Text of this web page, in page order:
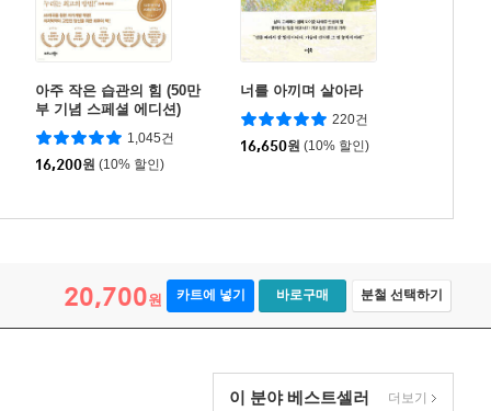
아주 작은 습관의 힘 (50만
부 기념 스페셜 에디션)
1,045건
16,200원 (10% 할인)
너를 아끼며 살아라
220건
16,650원 (10% 할인)
20,700원 카트에 넣기 바로구매 분철 선택하기
이 분야 베스트셀러 더보기